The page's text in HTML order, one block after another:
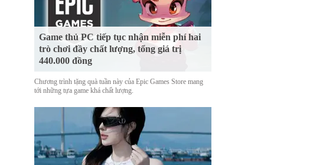
Game thủ PC tiếp tục nhận miễn phí hai
trò chơi đầy chất lượng, tổng giá trị
440.000 đồng
Chương trình tặng quà tuần này của Epic Games Store mang
tới những tựa game khá chất lượng.